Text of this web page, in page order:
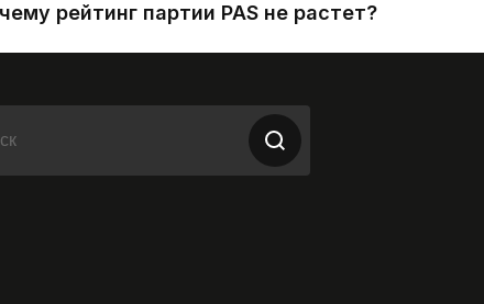
рейтинг партии PAS не растет?